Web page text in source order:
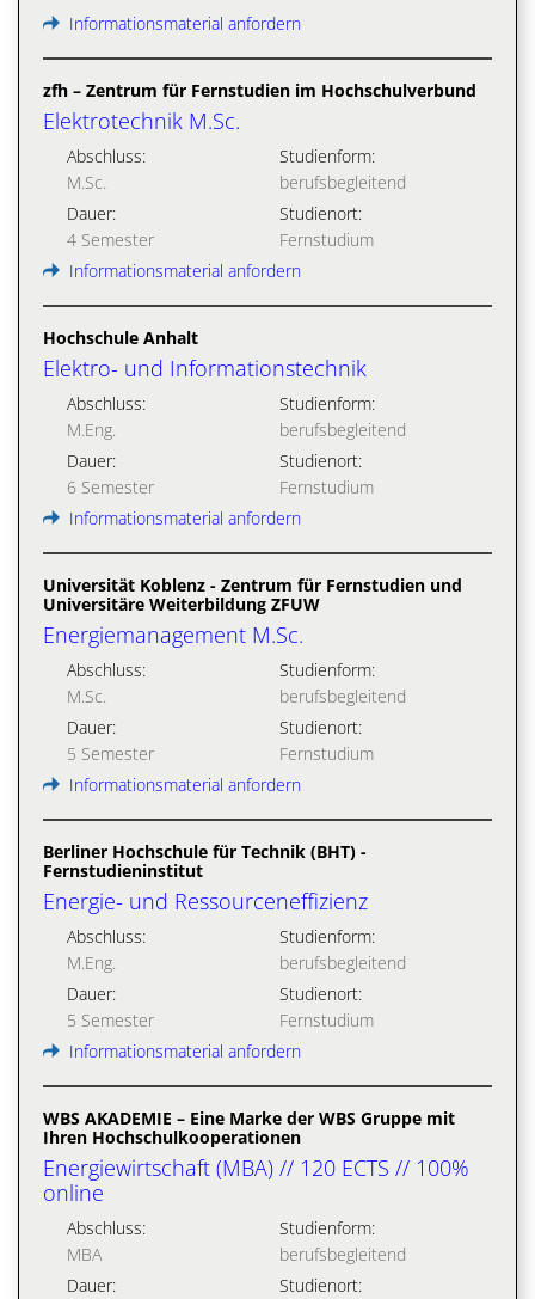
Informationsmaterial anfordern
zfh – Zentrum für Fernstudien im Hochschulverbund
Elektrotechnik M.Sc.
Abschluss:
M.Sc.
Studienform:
berufsbegleitend
Dauer:
4 Semester
Studienort:
Fernstudium
Informationsmaterial anfordern
Hochschule Anhalt
Elektro- und Informationstechnik
Abschluss:
M.Eng.
Studienform:
berufsbegleitend
Dauer:
6 Semester
Studienort:
Fernstudium
Informationsmaterial anfordern
Universität Koblenz - Zentrum für Fernstudien und
Universitäre Weiterbildung ZFUW
Energiemanagement M.Sc.
Abschluss:
M.Sc.
Studienform:
berufsbegleitend
Dauer:
5 Semester
Studienort:
Fernstudium
Informationsmaterial anfordern
Berliner Hochschule für Technik (BHT) -
Fernstudieninstitut
Energie- und Ressourceneffizienz
Abschluss:
M.Eng.
Studienform:
berufsbegleitend
Dauer:
5 Semester
Studienort:
Fernstudium
Informationsmaterial anfordern
WBS AKADEMIE – Eine Marke der WBS Gruppe mit
Ihren Hochschulkooperationen
Energiewirtschaft (MBA) // 120 ECTS // 100%
online
Abschluss:
MBA
Studienform:
berufsbegleitend
Dauer:
Studienort: